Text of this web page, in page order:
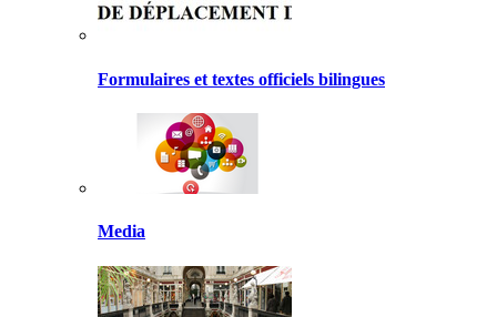
Formulaires et textes officiels bilingues
Media